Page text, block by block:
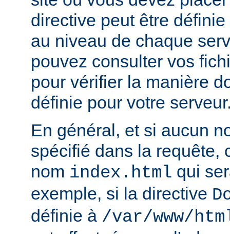
directive peut être
au niveau de chaque
pouvez consulter vos
pour vérifier la manière
définie pour votre
En général, et si aucun
spécifié dans la requête,
nom index.html qui
exemple, si la directive
définie à /var/www/